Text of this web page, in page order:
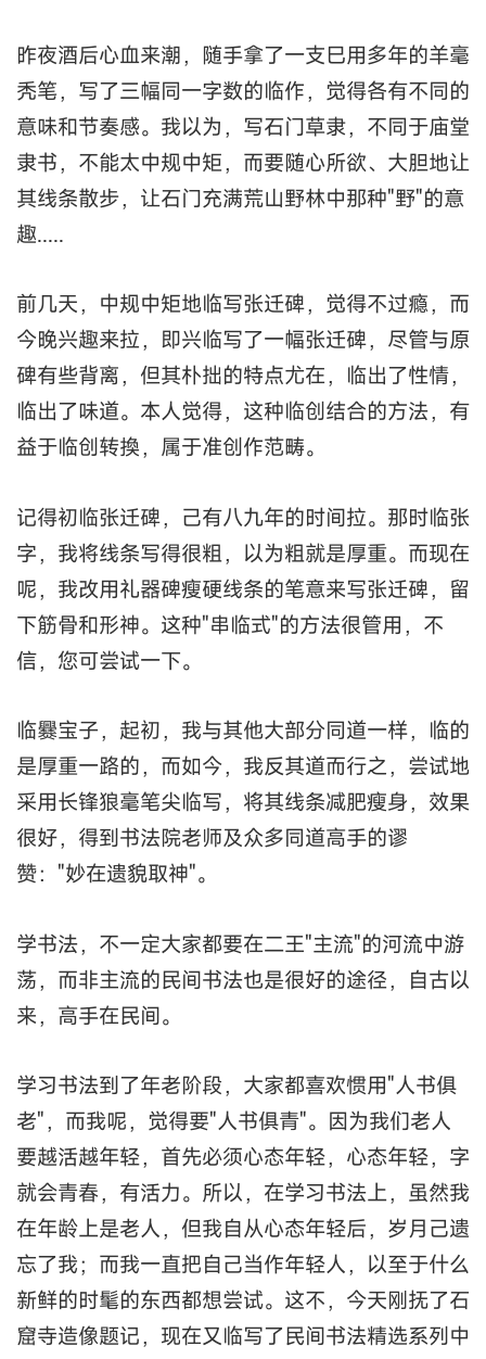
昨夜酒后心血来潮，随手拿了一支巳用多年的羊毫
秃笔，写了三幅同一字数的临作，觉得各有不同的
意味和节奏感。我以为，写石门草隶，不同于庙堂
隶书，不能太中规中矩，而要随心所欲、大胆地让
其线条散步，让石门充满荒山野林中那种"野"的意
趣.....
前几天，中规中矩地临写张迁碑，觉得不过瘾，而
今晚兴趣来拉，即兴临写了一幅张迁碑，尽管与原
碑有些背离，但其朴拙的特点尤在，临出了性情，
临出了味道。本人觉得，这种临创结合的方法，有
益于临创转換，属于准创作范畴。
记得初临张迁碑，己有八九年的时间拉。那时临张
字，我将线条写得很粗，以为粗就是厚重。而现在
呢，我改用礼器碑瘦硬线条的笔意来写张迁碑，留
下筋骨和形神。这种"串临式"的方法很管用，不
信，您可尝试一下。
临爨宝子，起初，我与其他大部分同道一样，临的
是厚重一路的，而如今，我反其道而行之，尝试地
采用长锋狼毫笔尖临写，将其线条减肥瘦身，效果
很好，得到书法院老师及众多同道高手的谬
赞："妙在遗貌取神"。
学书法，不一定大家都要在二王"主流"的河流中游
荡，而非主流的民间书法也是很好的途径，自古以
来，高手在民间。
学习书法到了年老阶段，大家都喜欢惯用"人书俱
老"，而我呢，觉得要"人书俱青"。因为我们老人
要越活越年轻，首先必须心态年轻，心态年轻，字
就会青春，有活力。所以，在学习书法上，虽然我
在年龄上是老人，但我自从心态年轻后，岁月己遗
忘了我；而我一直把自己当作年轻人，以至于什么
新鲜的时髦的东西都想尝试。这不，今天刚抚了石
窟寺造像题记，现在又临写了民间书法精选系列中